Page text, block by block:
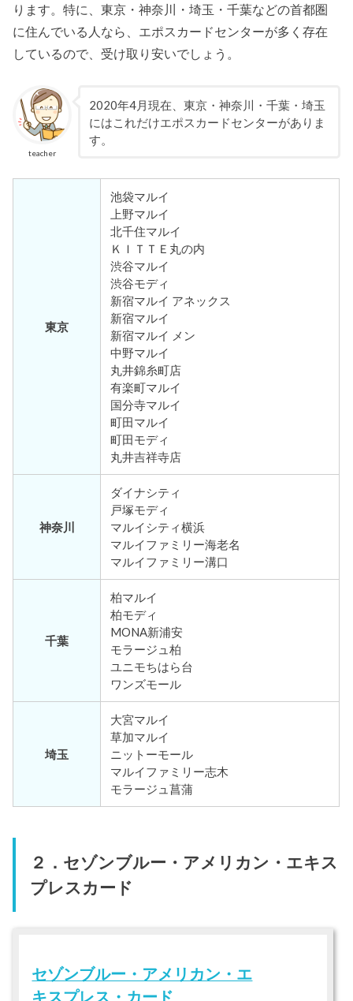
ります。特に、東京・神奈川・埼玉・千葉などの首都圏
に住んでいる人なら、エポスカードセンターが多く存在
しているので、受け取り安いでしょう。
teacher
2020年4月現在、東京・神奈川・千葉・埼玉
にはこれだけエポスカードセンターがありま
す。
東京
池袋マルイ
上野マルイ
北千住マルイ
ＫＩＴＴＥ丸の内
渋谷マルイ
渋谷モディ
新宿マルイ アネックス
新宿マルイ
新宿マルイ メン
中野マルイ
丸井錦糸町店
有楽町マルイ
国分寺マルイ
町田マルイ
町田モディ
丸井吉祥寺店
神奈川
ダイナシティ
戸塚モディ
マルイシティ横浜
マルイファミリー海老名
マルイファミリー溝口
千葉
柏マルイ
柏モディ
MONA新浦安
モラージュ柏
ユニモちはら台
ワンズモール
埼玉
大宮マルイ
草加マルイ
ニットーモール
マルイファミリー志木
モラージュ菖蒲
２．セゾンブルー・アメリカン・エキス
プレスカード
セゾンブルー・アメリカン・エ
キスプレス・カード